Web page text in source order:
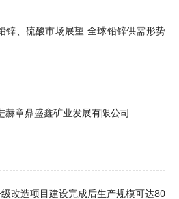
限，循环无限
公司2020年7月入驻贵州台
按照省委省政府打造现代化
要求。坚持高标准定位，聚
，致力打造园区再生铅转型
水平，且具有国内首创的核
锌、硫酸市场展望 全球铅锌供需形势
章鼎盛鑫矿业发展有限公司
改造项目建设完成后生产规模可达80